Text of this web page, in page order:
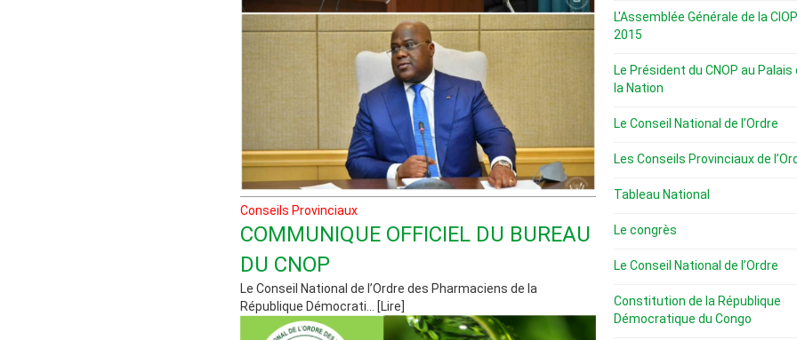
Conseils Provinciaux
COMMUNIQUE OFFICIEL DU BUREAU
DU CNOP
Le Conseil National de l’Ordre des Pharmaciens de la
République Démocrati... [Lire]
L'Assemblée Générale de la
2015
Le Président du CNOP au Palais
la Nation
Le Conseil National de l’Ordre
Les Conseils Provinciaux de
Tableau National
Le congrès
Le Conseil National de l’Ordre
Constitution de la République
Démocratique du Congo